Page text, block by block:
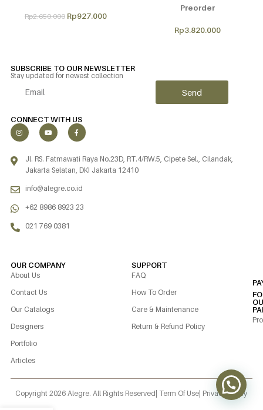
Rp2.650.000 Rp927.000
Preorder
Rp3.820.000
SUBSCRIBE TO OUR NEWSLETTER
Stay updated for newest collection
Send
CONNECT WITH US
Jl. RS. Fatmawati Raya No.23D, RT.4/RW.5, Cipete Sel., Cilandak,
Jakarta Selatan, DKI Jakarta 12410
info@alegre.co.id
+62 8986 8923 23
021 769 0381
OUR COMPANY
About Us
Contact Us
Our Catalogs
Designers
Portfolio
Articles
SUPPORT
FAQ
How To Order
Care & Maintenance
Return & Refund Policy
Copyright 2026 Alegre. All Rights Reserved | Term Of Use | Privacy Policy